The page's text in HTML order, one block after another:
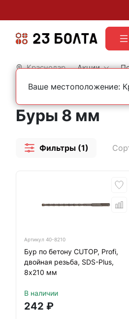
Краснодар Акции
Главная Оснастка Буры
Буры 8 мм
Фильтры (1)
Артикул 40-8210
Бур по бетону CUTOP, Profi,
двойная резьба, SDS-Plus,
8х210 мм
В наличии
242 ₽
Ваше местоположение: